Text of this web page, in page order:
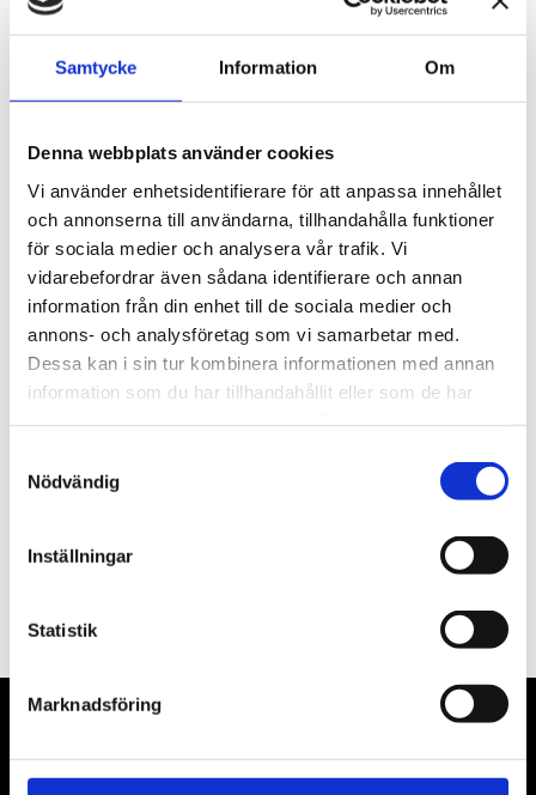
Samtycke Information Om
Denna webbplats använder cookies
Vi använder enhetsidentifierare för att anpassa innehållet
och annonserna till användarna, tillhandahålla funktioner
för sociala medier och analysera vår trafik. Vi
vidarebefordrar även sådana identifierare och annan
information från din enhet till de sociala medier och
annons- och analysföretag som vi samarbetar med.
Dessa kan i sin tur kombinera informationen med annan
information som du har tillhandahållit eller som de har
Nödvändig
Inställningar
Statistik
Marknadsföring
24 kr
st Lägg i varukorgen
Finns i lager
Beskrivning